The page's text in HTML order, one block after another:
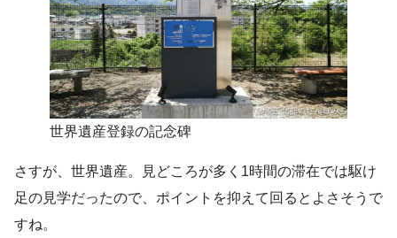
世界遺産登録の記念碑
さすが、世界遺産。見どころが多く1時間の滞在では駆け
足の見学だったので、ポイントを抑えて回るとよさそうで
すね。